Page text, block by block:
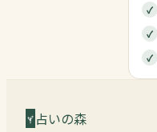
✓
✓
✓
占いの森